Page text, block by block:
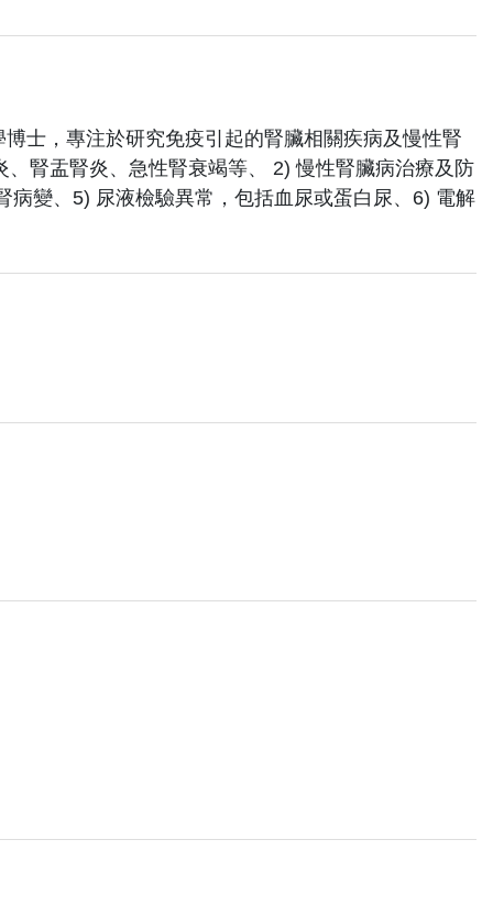
士，專注於研究免疫引起的腎臟相關疾病及慢性腎
腎盂腎炎、急性腎衰竭等、 2) 慢性腎臟病治療及防
變、5) 尿液檢驗異常，包括血尿或蛋白尿、6) 電解